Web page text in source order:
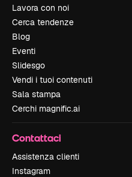
Lavora con noi
Cerca tendenze
Blog
Eventi
Slidesgo
Vendi i tuoi contenuti
Sala stampa
Cerchi magnific.ai
Contattaci
Assistenza clienti
Instagram